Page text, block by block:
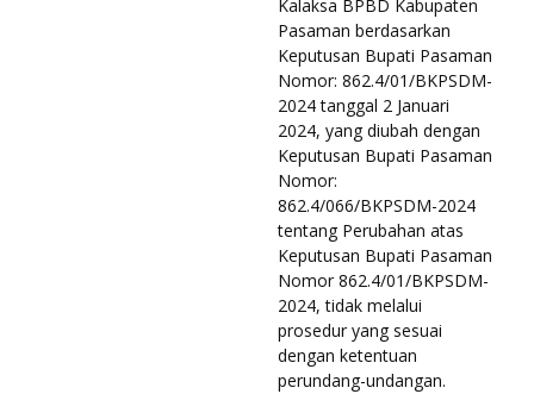
Kalaksa BPBD Kabupaten
Pasaman berdasarkan
Keputusan Bupati Pasaman
Nomor: 862.4/01/BKPSDM-
2024 tanggal 2 Januari
2024, yang diubah dengan
Keputusan Bupati Pasaman
Nomor:
862.4/066/BKPSDM-2024
tentang Perubahan atas
Keputusan Bupati Pasaman
Nomor 862.4/01/BKPSDM-
2024, tidak melalui
prosedur yang sesuai
dengan ketentuan
perundang-undangan.